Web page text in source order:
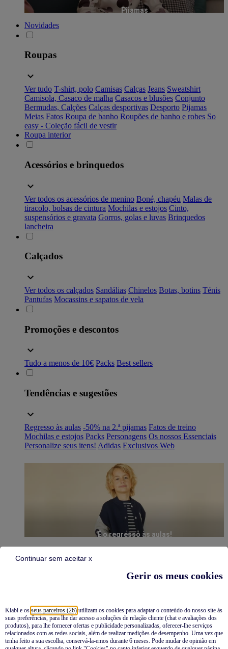
Gerir os meus cookies
Kiabi e os seus parceiros (26) utilizam os cookies para adaptar o conteúdo do nosso site às
suas preferências, para lhe dar acesso a soluções de relação cliente (chat e avaliações dos
produtos), para lhe fornecer ofertas e publicidade personalizadas, oferecer-lhe serviços
relacionados com as redes sociais, além de realizar medições de desempenho. Uma vez que
tenha feito a sua escolha, conservá-la-emos durante 6 meses. Pode mudar de opinião em
Continuar sem aceitar x
Pijamas
Novidades
Roupas
Ver tudo T-shirt, polo Camisas Calças Jeans Sweatshirt
Camisola, Casaco de malha Casacos e blusões Conjunto
Bermudas, Calções Calças desportivas Desporto Pijamas
Meias Fatos Roupa de banho Roupões de banho e robes So
easy - Coleção fácil de vestir
Roupa interior
Acessórios e brinquedos
Ver todos os acessórios de menino Boné, chapéu Malas de
tiracolo, bolsas de cintura Mochilas e estojos Cinto,
suspensórios e gravata Gorros, golas e luvas Brinquedos
lancheira
Calçados
Ver todos os calçados Sandálias Chinelos Botas, botins Ténis
Pantufas Mocassins e sapatos de vela
Promoções e descontos
Tudo a menos de 10€ Packs Best sellers
Tendências e sugestões
Regresso às aulas -50% na 2.ª pijamas Fatos de treino
Mochilas e estojos Packs Personagens Os nossos Essenciais
Personalize seus itens! Adidas Exclusivos Web
É o regresso às aulas!
Pijamas
Novidades